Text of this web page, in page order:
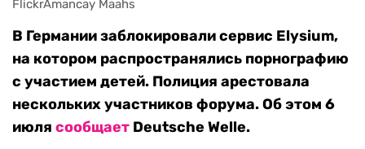
FlickrAmancay Maahs
В Германии заблокировали сервис Elysium,
на котором распространялись порнографию
с участием детей. Полиция арестовала
нескольких участников форума. Об этом 6
июля сообщает Deutsche Welle.